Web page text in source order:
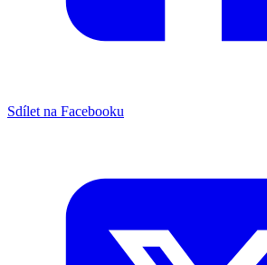
Sdílet na Facebooku